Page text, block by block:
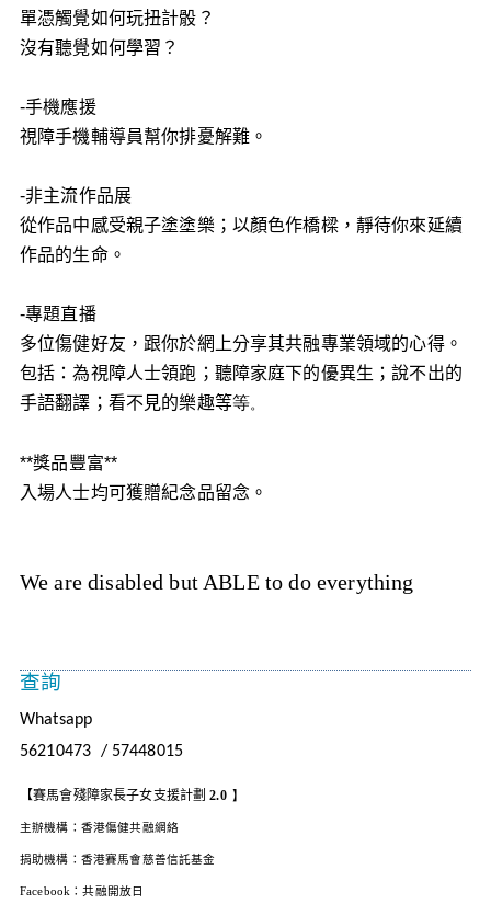
單憑觸覺如何玩扭計骰？
沒有聽覺如何學習？
-手機應援
視障手機輔導員幫你排憂解難。
-非主流作品展
從作品中感受親子塗塗樂；以顏色作橋樑， 靜待你來延續
作品的生命。
-專題直播
多位傷健好友，跟你於網上分享其共融專業領域的心得。
包括：為視障人士領跑；聽障家庭下的優異生；說不出的
手語翻譯； 看不見的樂趣等等。
**獎品豐富**
入場人士均可獲贈紀念品留念。
We are disabled but ABLE to do everything
查詢
Whatsapp
56210473 / 57448015
【賽馬會殘障家長子女支援計劃 2.0 】
主辦機構：香港傷健共融網絡
捐助機構：香港賽馬會慈善信託基金
Facebook ：共融開放日